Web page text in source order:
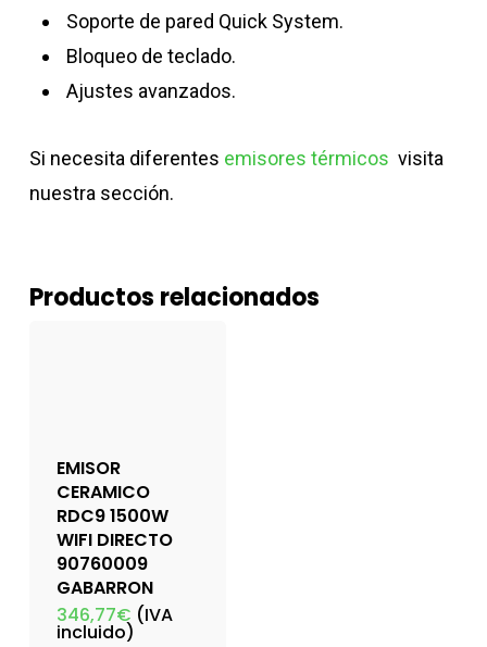
Soporte de pared Quick System.
Bloqueo de teclado.
Ajustes avanzados.
Si necesita diferentes emisores térmicos visita
nuestra sección.
Productos relacionados
EMISOR
CERAMICO
RDC9 1500W
WIFI DIRECTO
90760009
GABARRON
346,77€ (IVA
incluido)